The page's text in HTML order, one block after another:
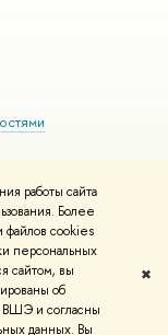
работы сайта
Более
файлов cookies
персональных
сайтом, вы
об
ВШЭ и согласны
данных. Вы
✖
использования
сайта